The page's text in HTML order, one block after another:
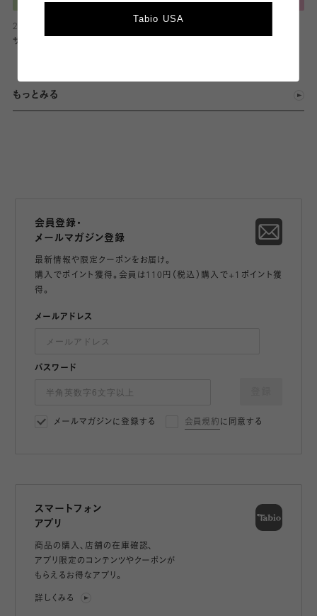
2026.05.19
サンクスフェア開催❣️
もっとみる
会員登録・
メールマガジン登録
最新情報や限定クーポンをお届け。
購入でポイント獲得。会員は110円（税込）購入で+1ポイント獲
得。
メールアドレス
パスワード
メールマガジンに登録する 会員規約 に同意する
スマートフォン
アプリ
商品の購入、店舗の在庫確認、
アプリ限定のコンテンツやクーポンが
もらえるお得なアプリ。
詳しくみる
Tabio USA